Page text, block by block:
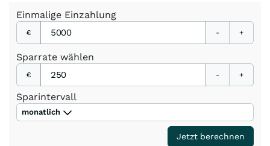
Einmalige Einzahlung
€ - +
Sparrate wählen
€ - +
Sparintervall
monatlich
Jetzt berechnen